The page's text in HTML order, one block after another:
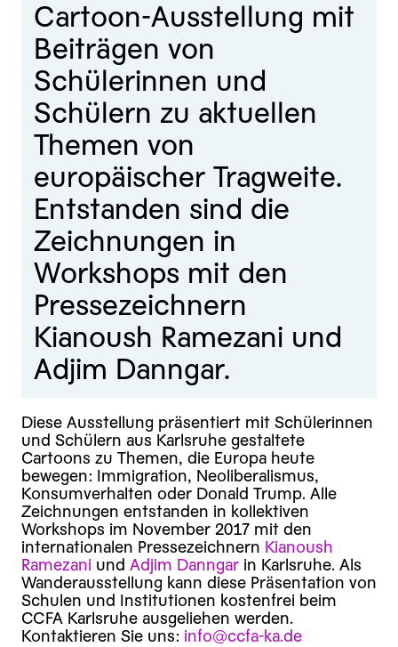
Cartoon-Ausstellung mit
Beiträgen von
Schülerinnen und
Schülern zu aktuellen
Themen von
europäischer Tragweite.
Entstanden sind die
Zeichnungen in
Workshops mit den
Pressezeichnern
Kianoush Ramezani und
Adjim Danngar.
Diese Ausstellung präsentiert mit Schülerinnen
und Schülern aus Karlsruhe gestaltete
Cartoons zu Themen, die Europa heute
bewegen: Immigration, Neoliberalismus,
Konsumverhalten oder Donald Trump. Alle
Zeichnungen entstanden in kollektiven
Workshops im November 2017 mit den
internationalen Pressezeichnern Kianoush
Ramezani und Adjim Danngar in Karlsruhe. Als
Wanderausstellung kann diese Präsentation von
Schulen und Institutionen kostenfrei beim
CCFA Karlsruhe ausgeliehen werden.
Kontaktieren Sie uns: info@ccfa-ka.de